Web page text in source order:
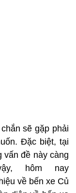
sẽ gặp phải
Đặc biệt, tại
đề này càng
hôm nay
về bến xe Củ